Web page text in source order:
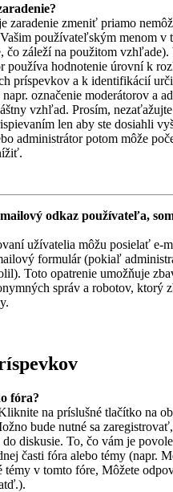
zaradenie zmeniť priamo
používateľským menom v
čo záleží na použitom vzhľade).
používa hodnotenie úrovní k
príspevkov a k identifikácií
označenie moderátorov a
vzhľad. Prosím,
len aby ste dosiahli
administrátor potom môže
odkaz používateľa,
užívatelia môžu posielať e-
formulár (pokiaľ
Toto opatrenie umožňuje
správ a robotov, ktorý
fóra?
na príslušné tlačítko na
bude nutné sa
diskusie. To, čo vám je
časti fóra alebo témy (napr.
témy v tomto fóre, Môžete